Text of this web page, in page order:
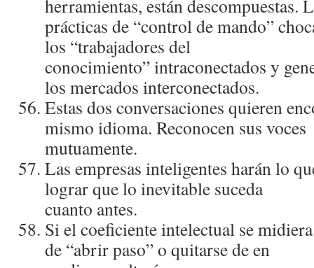
herramientas, están descompuestas.
prácticas de “control de mando”
los “trabajadores del
conocimiento” intraconectados y
los mercados interconectados.
Estas dos conversaciones quieren
mismo idioma. Reconocen sus voces
mutuamente.
Las empresas inteligentes harán lo
lograr que lo inevitable suceda
cuanto antes.
Si el coeficiente intelectual se
de “abrir paso” o quitarse de en